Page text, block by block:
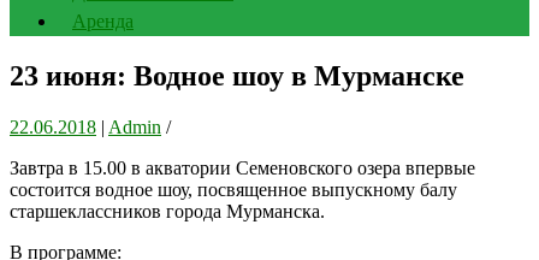
Аренда
23 июня: Водное шоу в Мурманске
22.06.2018 | Admin /
Завтра в 15.00 в акватории Семеновского озера впервые
состоится водное шоу, посвященное выпускному балу
старшеклассников города Мурманска.
В программе: